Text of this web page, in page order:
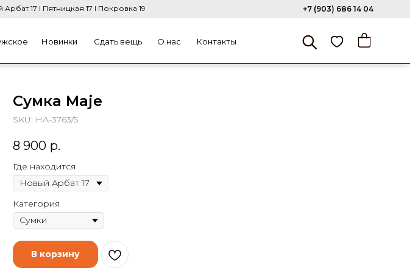
Новинки Сдать вещь О нас Контакты
17 I Пятницкая 17 I Покровка 19 +7 (903) 686 14 04
Сумка Maje
SKU: НА-3763/5
8 900 р.
Где находится
Категория
В корзину